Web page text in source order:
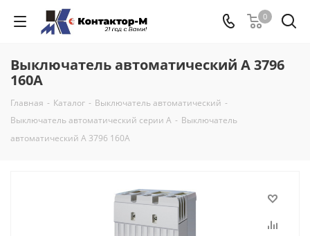
0
Выключатель автоматический А 3796
160А
Главная - Каталог - Выключатель автоматический -
Выключатель автоматический серии А - Выключатель
автоматический А 3796 160А